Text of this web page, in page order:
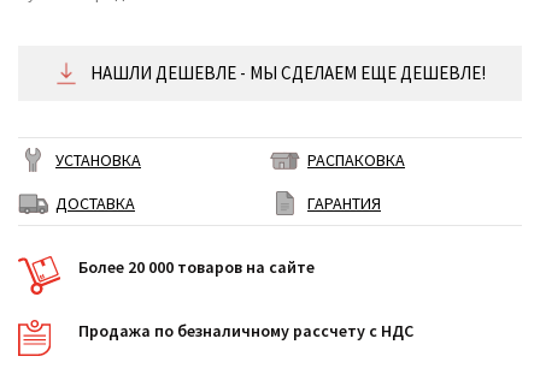
от 441 ₴/месяц
НАШЛИ ДЕШЕВЛЕ - МЫ СДЕЛАЕМ ЕЩЕ ДЕШЕВЛЕ!
УСТАНОВКА
РАСПАКОВКА
ДОСТАВКА
ГАРАНТИЯ
Более 20 000 товаров на сайте
Продажа по безналичному рассчету с НДС